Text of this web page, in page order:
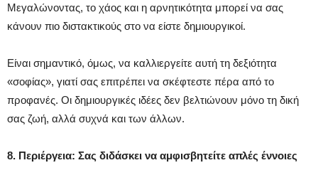
Μεγαλώνοντας, το χάος και η αρνητικότητα μπορεί να σας
κάνουν πιο διστακτικούς στο να είστε δημιουργικοί.
Είναι σημαντικό, όμως, να καλλιεργείτε αυτή τη δεξιότητα
«σοφίας», γιατί σας επιτρέπει να σκέφτεστε πέρα από το
προφανές. Οι δημιουργικές ιδέες δεν βελτιώνουν μόνο τη δική
σας ζωή, αλλά συχνά και των άλλων.
8. Περιέργεια: Σας διδάσκει να αμφισβητείτε απλές έννοιες